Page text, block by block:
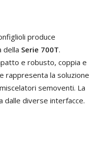
produce
della Serie 700T.
e robusto, coppia e
rappresenta la soluzione
semoventi. La
dalle diverse interfacce.